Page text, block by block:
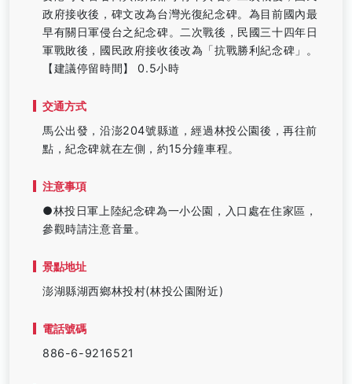
政府接收後，碑文改為台灣光復紀念碑。為目前國內最
早有關日軍侵台之紀念碑。二次戰後，民國三十四年日
軍戰敗後，國民政府接收後改為「抗戰勝利紀念碑」。
【建議停留時間】 0.5小時
交通方式
馬公出發，沿澎204號縣道，經過林投公園後，再往前
點，紀念碑就在左側，約15分鐘車程。
注意事項
●林投日軍上陸紀念碑為一小公園，入口處在住家區，
參觀時請注意音量。
景點地址
澎湖縣湖西鄉林投村(林投公園附近)
電話號碼
886-6-9216521